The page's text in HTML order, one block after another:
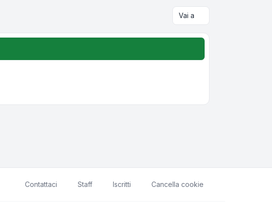
Vai a
Contattaci Staff Iscritti Cancella cookie